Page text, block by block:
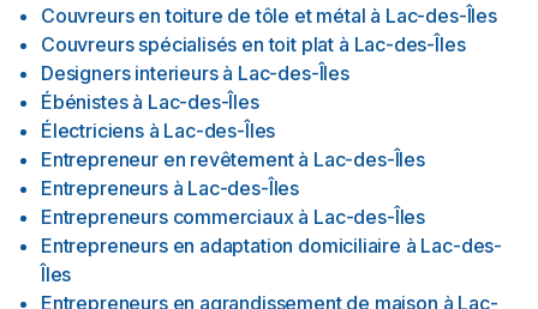
Couvreurs en toiture de tôle et métal à Lac-des-Îles
Couvreurs spécialisés en toit plat à Lac-des-Îles
Designers interieurs à Lac-des-Îles
Ébénistes à Lac-des-Îles
Électriciens à Lac-des-Îles
Entrepreneur en revêtement à Lac-des-Îles
Entrepreneurs à Lac-des-Îles
Entrepreneurs commerciaux à Lac-des-Îles
Entrepreneurs en adaptation domiciliaire à Lac-des-
Îles
Entrepreneurs en agrandissement de maison à Lac-